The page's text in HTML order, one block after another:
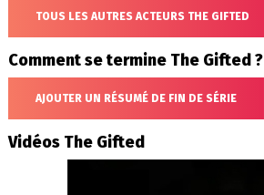
TOUS LES AUTRES ACTEURS THE GIFTED
Comment se termine The Gifted ?
AJOUTER UN RÉSUMÉ DE FIN DE SÉRIE
Vidéos The Gifted